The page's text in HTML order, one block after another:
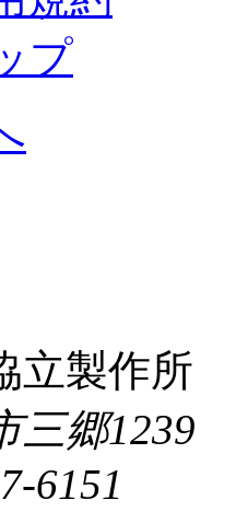
プ
製作所
三郷1239
6151